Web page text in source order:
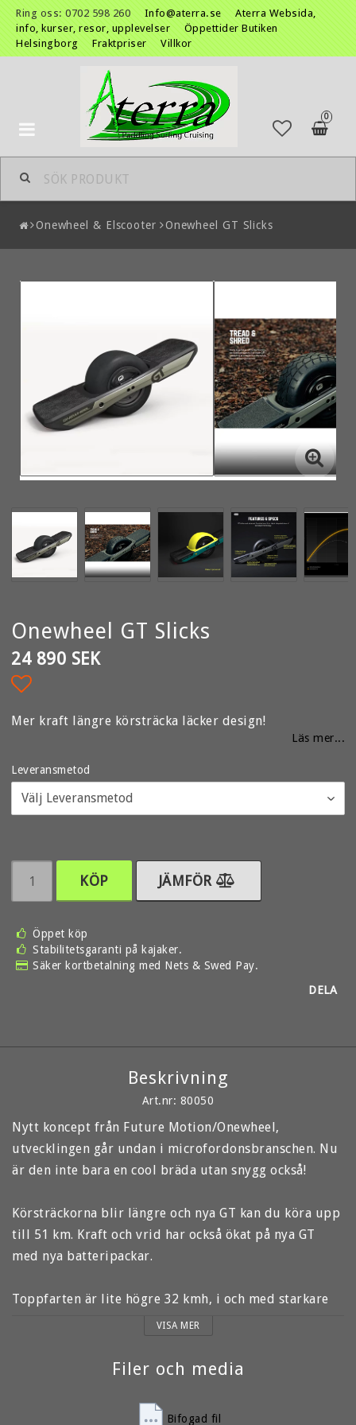
Ring oss: 0702 598 260 Info@aterra.se
Aterra Websida,
info, kurser, resor, upplevelser
Öppettider Butiken
Helsingborg
Fraktpriser Villkor
0
Toggle
navigation
Onewheel & Elscooter Onewheel GT Slicks
Onewheel GT Slicks
24 890 SEK
Lägg till i favoritlistan
Mer kraft längre körsträcka läcker design!
Läs mer...
Leveransmetod
KÖP JÄMFÖR
Öppet köp
Stabilitetsgaranti på kajaker.
Säker kortbetalning med Nets & Swed Pay.
DELA
Beskrivning
Art.nr: 80050
Nytt koncept från Future Motion/Onewheel,
utvecklingen går undan i microfordonsbranschen. Nu
är den inte bara en cool bräda utan snygg också!
Körsträckorna blir längre och nya GT kan du köra upp
till 51 km. Kraft och vrid har också ökat på nya GT
med nya batteripackar.
Toppfarten är lite högre 32 kmh, i och med starkare
motor så blir GT snällare att köra i högre fart. Om du
monterade bumpers och svensk instruktionsbok.
VISA MER
Filer och media
Bifogad fil